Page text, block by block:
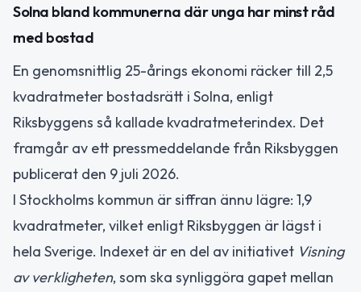
Solna bland kommunerna där unga har minst råd
med bostad
En genomsnittlig 25-årings ekonomi räcker till 2,5
kvadratmeter bostadsrätt i Solna, enligt
Riksbyggens så kallade kvadratmeterindex. Det
framgår av ett pressmeddelande från Riksbyggen
publicerat den 9 juli 2026.
I Stockholms kommun är siffran ännu lägre: 1,9
kvadratmeter, vilket enligt Riksbyggen är lägst i
hela Sverige. Indexet är en del av initiativet Visning
av verkligheten, som ska synliggöra gapet mellan